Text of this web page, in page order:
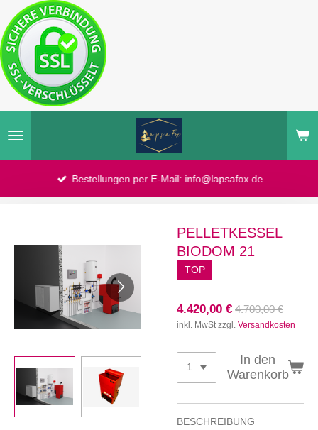
Zum
Hauptinhalt
springen
Bestellungen per E-Mail: info@lapsafox.de
PELLETKESSEL
BIODOM 21
TOP
4.420,00 € 4.700,00 €
inkl. MwSt zzgl. Versandkosten
In den
Warenkorb
BESCHREIBUNG